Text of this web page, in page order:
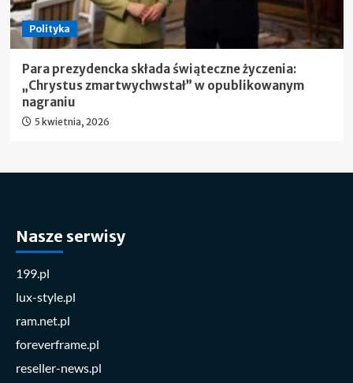
Polityka
Para prezydencka składa świąteczne życzenia:
„Chrystus zmartwychwstał” w opublikowanym
nagraniu
5 kwietnia, 2026
Nasze serwisy
199.pl
lux-style.pl
ram.net.pl
foreverframe.pl
reseller-news.pl